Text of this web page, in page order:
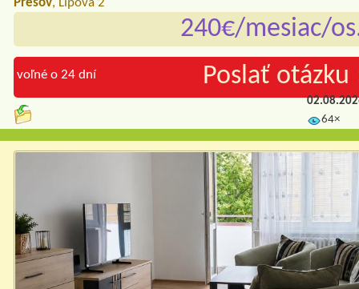
240€/mesiac/
voľné o 24 dní Poslať otázku
64×